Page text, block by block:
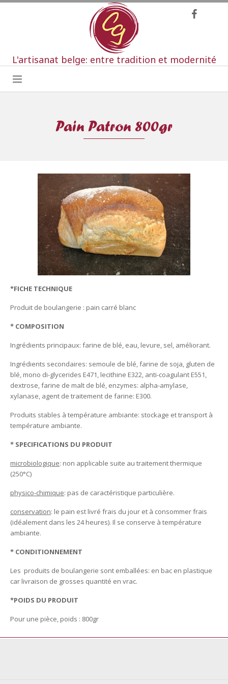
L'artisanat belge: entre tradition et modernité
Pain Patron 800gr
*FICHE TECHNIQUE
Produit de boulangerie : pain carré blanc
* COMPOSITION
Ingrédients principaux: farine de blé, eau, levure, sel, améliorant.
Ingrédients secondaires: semoule de blé, farine de soja, gluten de
blé, mono di-glycerides E471, lecithine E322, anti-coagulant E551,
dextrose, farine de malt de blé, enzymes: alpha-amylase,
xylanase, agent de traitement de farine: E300.
Produits stables à température ambiante: stockage et transport à
température ambiante.
* SPECIFICATIONS DU PRODUIT
microbiologique: non applicable suite au traitement thermique
(250°C)
physico-chimique: pas de caractéristique particulière.
conservation: le pain est livré frais du jour et à consommer frais
(idéalement dans les 24 heures). Il se conserve à température
ambiante.
* CONDITIONNEMENT
Les produits de boulangerie sont emballées: en bac en plastique
car livraison de grosses quantité en vrac.
*POIDS DU PRODUIT
Pour une pièce, poids : 800gr